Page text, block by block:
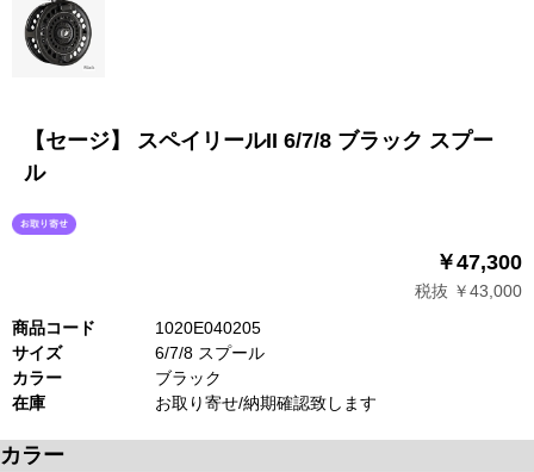
【セージ】 スペイリールII 6/7/8 ブラック スプー
ル
￥47,300
税抜 ￥43,000
商品コード
1020E040205
サイズ
6/7/8 スプール
カラー
ブラック
在庫
お取り寄せ/納期確認致します
カラー